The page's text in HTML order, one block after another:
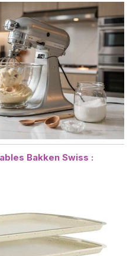
Bakken Swiss :